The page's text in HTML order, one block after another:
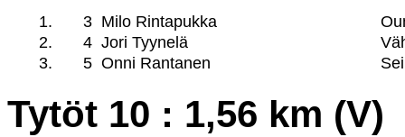
1. 3 Milo Rintapukka
2.
4 Jori Tyynelä
3.
5 Onni Rantanen
Tytöt 10 : 1,56 km (V)